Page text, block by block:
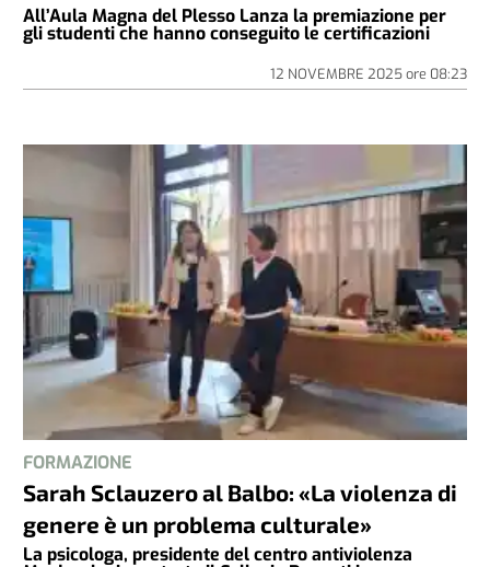
All’Aula Magna del Plesso Lanza la premiazione per
gli studenti che hanno conseguito le certificazioni
12 NOVEMBRE 2025ore 08:23
FORMAZIONE
Sarah Sclauzero al Balbo: «La violenza di
genere è un problema culturale»
La psicologa, presidente del centro antiviolenza